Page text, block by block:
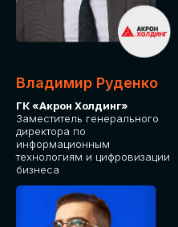
Владимир Руденко
ГК «Акрон Холдинг»
Заместитель генерального
директора по
информационным
технологиям и цифровизации
бизнеса